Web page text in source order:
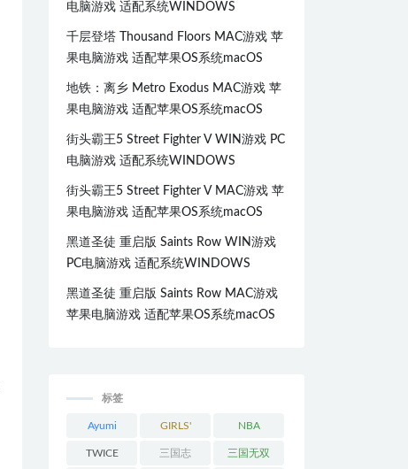
电脑游戏 适配系统WINDOWS
千层登塔 Thousand Floors MAC游戏 苹
果电脑游戏 适配苹果OS系统macOS
地铁：离乡 Metro Exodus MAC游戏 苹
果电脑游戏 适配苹果OS系统macOS
街头霸王5 Street Fighter V WIN游戏 PC
电脑游戏 适配系统WINDOWS
街头霸王5 Street Fighter V MAC游戏 苹
果电脑游戏 适配苹果OS系统macOS
黑道圣徒 重启版 Saints Row WIN游戏
PC电脑游戏 适配系统WINDOWS
黑道圣徒 重启版 Saints Row MAC游戏
苹果电脑游戏 适配苹果OS系统macOS
标签
Ayumi
Hamasaki
GIRLS'
GENERATI
NBA
TWICE 三国志 三国无双